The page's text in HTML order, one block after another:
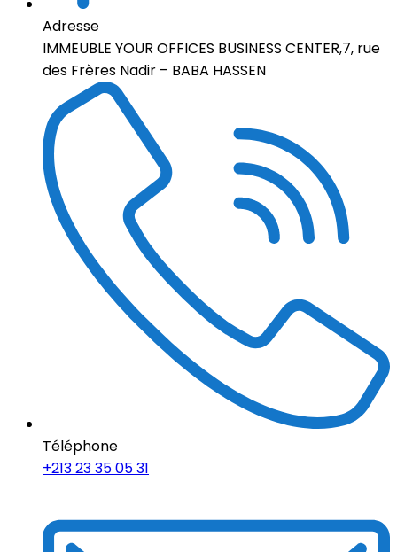
Adresse
IMMEUBLE YOUR OFFICES BUSINESS CENTER,7, rue
des Frères Nadir – BABA HASSEN
Téléphone
+213 23 35 05 31